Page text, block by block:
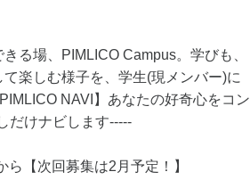
る場、PIMLICO Campus。学びも、
楽しむ様子を、学生(現メンバー)に
NAVI】あなたの好奇心をコン
だけナビします-----
【次回募集は2月予定！】